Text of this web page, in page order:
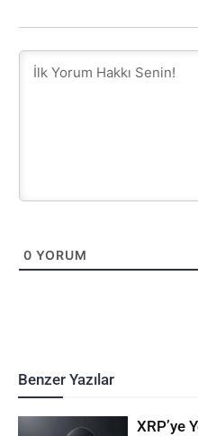
0 YORUM
Benzer Yazılar
XRP’ye